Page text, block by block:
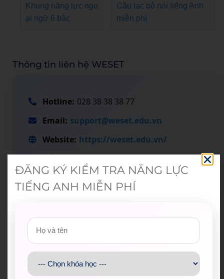
Khung năng lực ngo
ại ngữ 6 bậc
Câu lạc bộ nói tiếng Anh
miễn phí
Thông tin liên hệ WESET
Hotline: 028 38 38 38 77
Email: support@weset.edu.vn
Website: https://weset.edu.vn/
đăng ký tư vấn
tại đây.
trong đó hơn 120 trường đại học, cao đẳng trên toàn
Tổng hợp đối tác của chúng tôi
ĐĂNG KÝ KIỂM TRA NĂNG LỰC
TIẾNG ANH MIỄN PHÍ